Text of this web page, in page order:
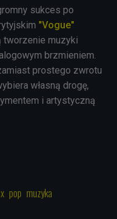
sukces po
"Vogue"
tworzenie muzyki
brzmieniem.
prostego zwrotu
własną drogę,
i artystyczną
pop muzyka